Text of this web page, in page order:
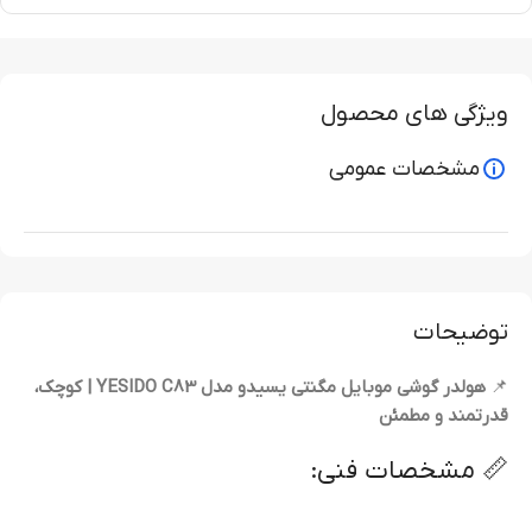
توضیحات
📌
هولدر گوشی موبایل مگنتی یسیدو مدل YESIDO C83 | کوچک،
قدرتمند و مطمئن
📏 مشخصات فنی:
ویژگی های محصول
مشخصات عمومی